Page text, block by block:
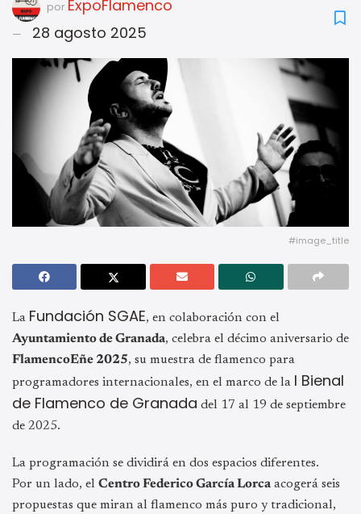
por ExpoFlamenco
28 agosto 2025
#image_title
La Fundación SGAE, en colaboración con el
Ayuntamiento de Granada, celebra el décimo aniversario de
FlamencoEñe 2025, su muestra de flamenco para
programadores internacionales, en el marco de la I Bienal
de Flamenco de Granada del 17 al 19 de septiembre
de 2025.
La programación se dividirá en dos espacios diferentes.
Por un lado, el Centro Federico García Lorca acogerá seis
propuestas que miran al flamenco más puro y tradicional,